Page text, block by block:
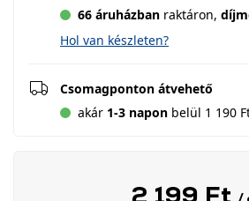
66 áruházban raktáron,
Hol van készleten?
Csomagponton átvehető
akár 1-3 napon belül 1 190
2 199 Ft /